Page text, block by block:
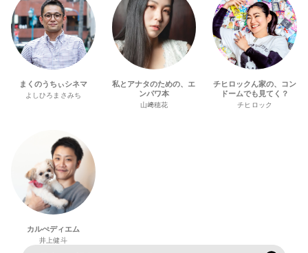
まくのうちぃシネマ
よしひろまさみち
私とアナタのための、エ
ンパワ本
山﨑穂花
チヒロックん家の、コン
ドームでも見てく？
チヒロック
カルぺディエム
井上健斗